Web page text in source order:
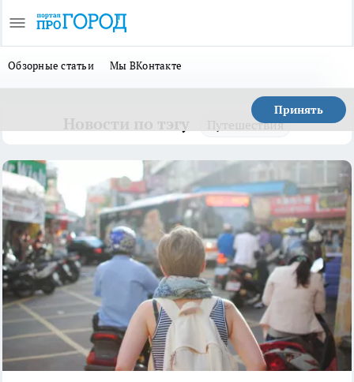
Обзорные статьи Мы ВКонтакте
Принять
Путешествия